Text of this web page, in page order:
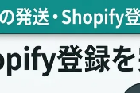
contra la
dentro del límite de